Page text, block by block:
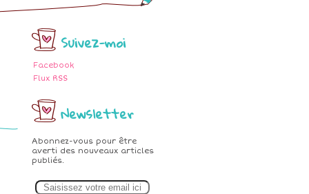
Suivez-moi
Facebook
Flux RSS
Newsletter
Abonnez-vous pour être
averti des nouveaux articles
publiés.
m